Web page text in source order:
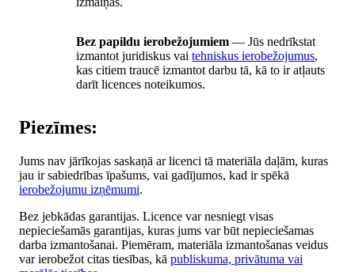
Bez papildu ierobežojumiem — Jūs nedrīkstat
izmantot juridiskus vai tehniskus ierobežojumus,
kas citiem traucē izmantot darbu tā, kā to ir atļauts
darīt licences noteikumos.
Piezīmes:
Jums nav jārīkojas saskaņā ar licenci tā materiāla daļām, kuras
jau ir sabiedrības īpašums, vai gadījumos, kad ir spēkā
ierobežojumu izņēmumi.
Bez jebkādas garantijas. Licence var nesniegt visas
nepieciešamās garantijas, kuras jums var būt nepieciešamas
darba izmantošanai. Piemēram, materiāla izmantošanas veidus
var ierobežot citas tiesības, kā publiskuma, privātuma vai